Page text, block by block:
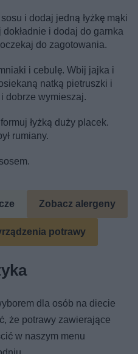
i dodaj jedną łyżkę mąki
i dodaj do garnka
do zagotowania.
i cebulę. Wbij jajka i
natką pietruszki i
dobrze wymieszaj.
łyżką duży placek.
rumiany.
Zobacz alergeny
potrawy
dla osób na diecie
że potrawy zawierające
w naszym menu